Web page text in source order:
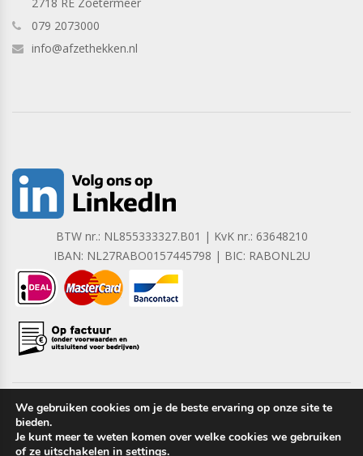
079 2073000
info@afzethekken.nl
BTW nr.: NL855333327.B01 | KvK nr.: 63648210
IBAN: NL27RABO0157445798 | BIC: RABONL2U
Copyright © 2023 Barrera B.V. Alle rechten voorbehouden.
We gebruiken cookies om je de beste ervaring op onze site te
bieden.
Je kunt meer te weten komen over welke cookies we gebruiken
of ze uitschakelen in settings.